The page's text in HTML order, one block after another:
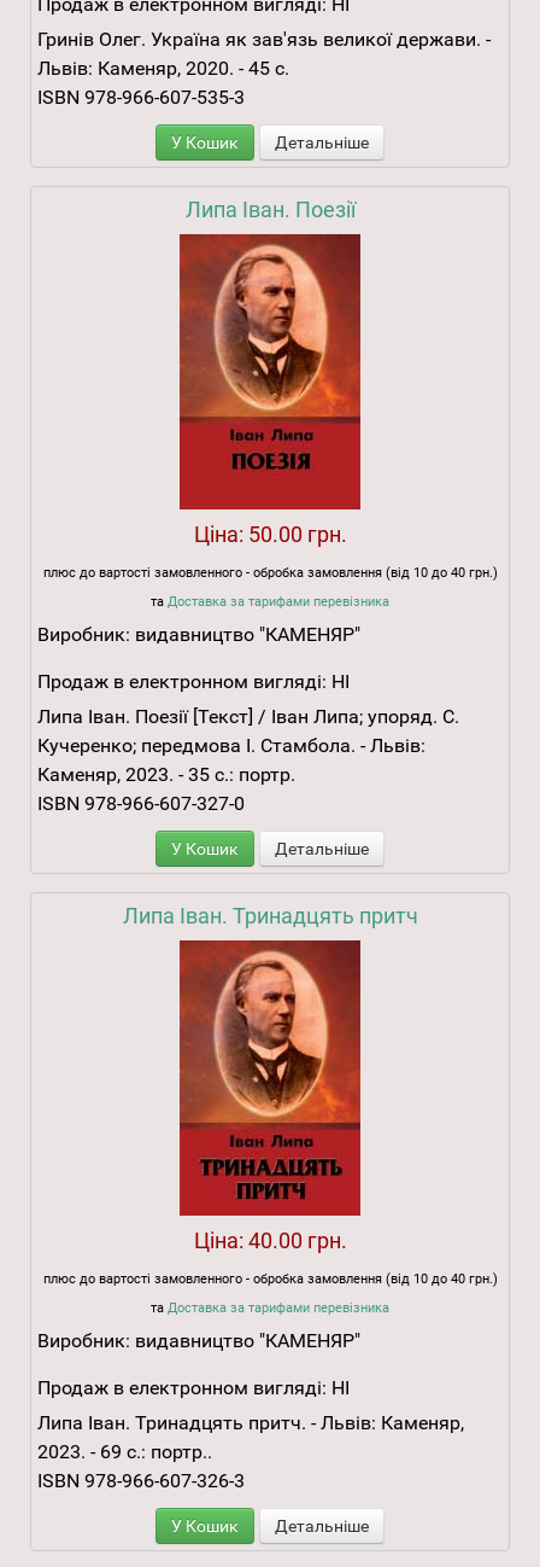
Гринів Олег. Україна як зав'язь великої держави. -
Львів: Каменяр, 2020. - 45 с.
ISBN 978-966-607-535-3
У Кошик Детальніше
Липа Іван. Поезії
Ціна: 50.00 грн.
плюс до вартості замовленного - обробка замовлення (від 10 до 40 грн.)
та Доставка за тарифами перевізника
Виробник: видавництво "КАМЕНЯР"
Продаж в електронном вигляді: НІ
Липа Іван. Поезії [Текст] / Іван Липа; упоряд. С.
Кучеренко; передмова І. Стамбола. - Львів:
Каменяр, 2023. - 35 с.: портр.
ISBN 978-966-607-327-0
У Кошик Детальніше
Липа Іван. Тринадцять притч
Ціна: 40.00 грн.
плюс до вартості замовленного - обробка замовлення (від 10 до 40 грн.)
та Доставка за тарифами перевізника
Виробник: видавництво "КАМЕНЯР"
Продаж в електронном вигляді: НІ
Липа Іван. Тринадцять притч. - Львів: Каменяр,
2023. - 69 с.: портр..
ISBN 978-966-607-326-3
У Кошик Детальніше